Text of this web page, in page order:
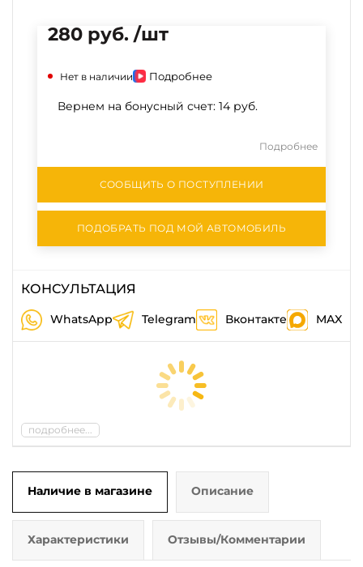
280 руб. /шт
Нет в наличии Подробнее
Вернем на бонусный счет: 14 руб.
Подробнее
СООБЩИТЬ О ПОСТУПЛЕНИИ
ПОДОБРАТЬ ПОД МОЙ АВТОМОБИЛЬ
КОНСУЛЬТАЦИЯ
WhatsApp Telegram Вконтакте MAX
подробнее...
Наличие в магазине Описание
Характеристики Отзывы/Комментарии